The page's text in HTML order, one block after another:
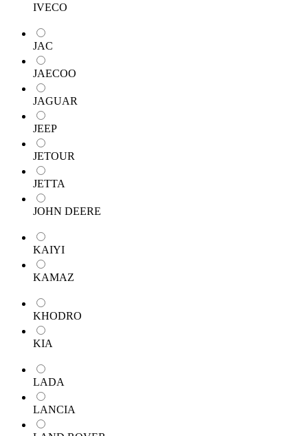
IVECO
JAC
JAECOO
JAGUAR
JEEP
JETOUR
JETTA
JOHN DEERE
KAIYI
KAMAZ
KHODRO
KIA
LADA
LANCIA